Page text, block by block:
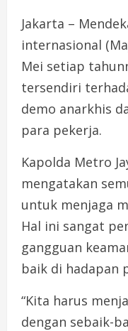
Jakarta –
internasional
Mei setiap
tersendiri
demo anarkhis
para pekerja.
Kapolda Metro
mengatakan
untuk menjaga
Hal ini sangat
gangguan
baik di hadapan
“Kita harus
dengan sebaik-